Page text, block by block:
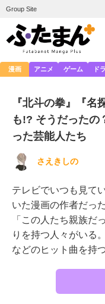
Group Site
漫画 アニメ ゲーム ド
『北斗の拳』『名
も!? そうだったの
った芸能人たち
さえきしの
テレビでいつも見て
いた漫画の作者だっ
「この人たち親族だ
りを持つ人々がいる
などのヒット曲を持